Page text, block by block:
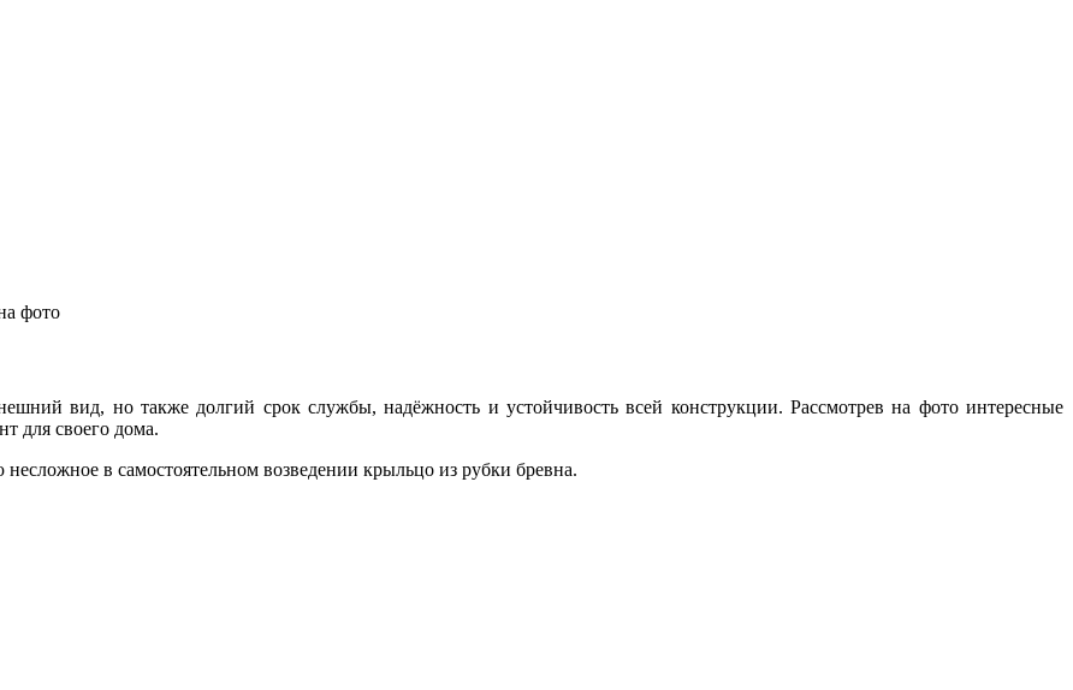
фото
вид, но также долгий срок службы, надёжность и устойчивость всей конструкции. Рассмотрев на фото интересные
для своего дома.
в самостоятельном возведении крыльцо из рубки бревна.